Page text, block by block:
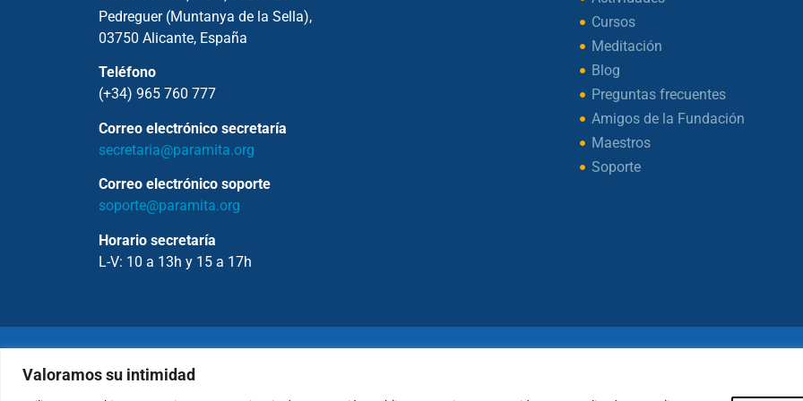
Valoramos su intimidad
Pedreguer (Muntanya de la Sella),
03750 Alicante, España
Teléfono
(+34) 965 760 777
Correo electrónico secretaría
secretaria@paramita.org
Correo electrónico soporte
soporte@paramita.org
Horario secretaría
L-V: 10 a 13h y 15 a 17h
Cursos
Meditación
Blog
Preguntas frecuentes
Amigos de la Fundación
Maestros
Soporte